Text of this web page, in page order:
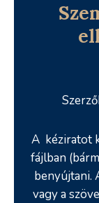
A kéziratot
fájlban
benyújtani.
vagy a